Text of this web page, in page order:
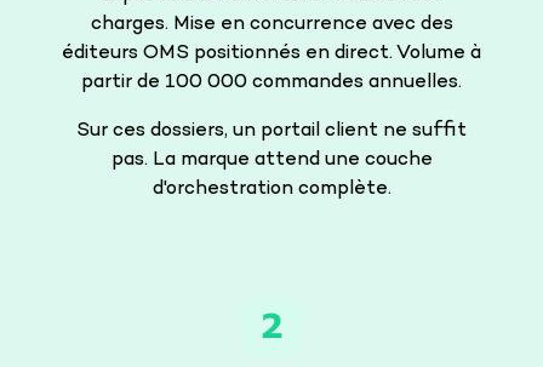
charges. Mise en concurrence avec des
éditeurs OMS positionnés en direct. Volume à
partir de 100 000 commandes annuelles.
Sur ces dossiers, un portail client ne suffit
pas. La marque attend une couche
d'orchestration complète.